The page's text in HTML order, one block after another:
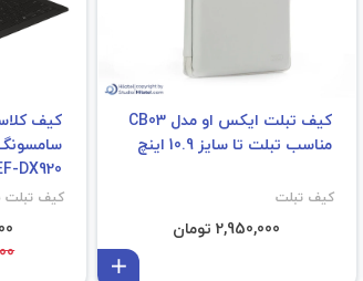
کیف تبلت ایکس او مدل CB03
مناسب تبلت تا سایز 10.9 اینچ
کیف تبلت
2,950,000 تومان
کیف
S9 Ultra
کیف